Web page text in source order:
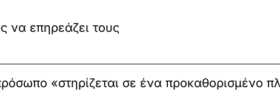
να επηρεάζει τους
«στηρίζεται σε ένα προκαθορισμένο